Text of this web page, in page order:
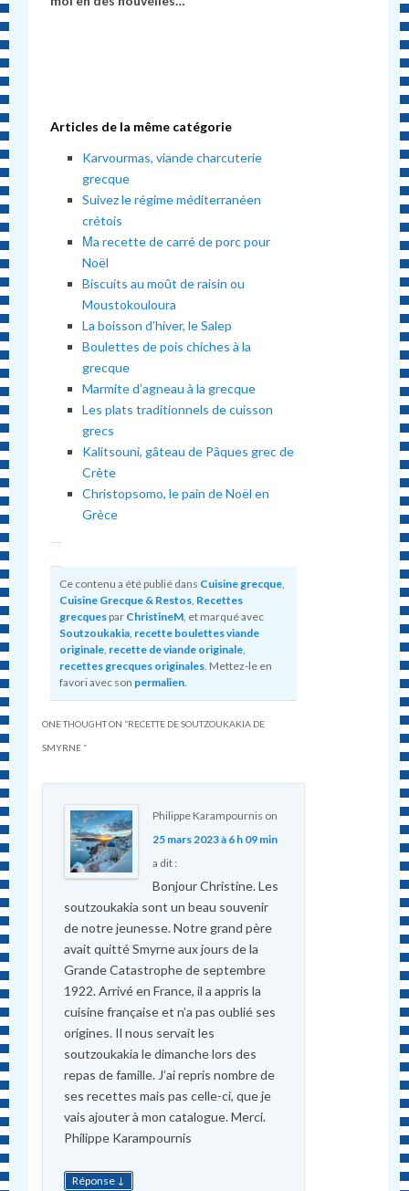
Articles de la même catégorie
Karvourmas, viande charcuterie
grecque
Suivez le régime méditerranéen
crétois
Μa recette de carré de porc pour
Noël
Biscuits au moût de raisin ou
Moustokouloura
La boisson d’hiver, le Salep
Boulettes de pois chiches à la
grecque
Marmite d’agneau à la grecque
Les plats traditionnels de cuisson
grecs
Kalitsouni, gâteau de Pâques grec de
Crète
Christopsomo, le pain de Noël en
Grèce
Ce contenu a été publié dans Cuisine grecque
Cuisine Grecque & Restos Recettes
grecques par ChristineM , et marqué avec
Soutzoukakia recette boulettes viande
originale recette de viande originale
recettes grecques originales . Mettez-le en
favori avec son permalien
ONE THOUGHT ON “RECETTE DE SOUTZOUKAKIA DE
SMYRNE ”
Philippe Karampournis on
25 mars 2023 à 6 h 09 min
a dit :
Bonjour Christine. Les
soutzoukakia sont un beau souvenir
de notre jeunesse. Notre grand père
avait quitté Smyrne aux jours de la
Grande Catastrophe de septembre
1922. Arrivé en France, il a appris la
cuisine française et n’a pas oublié ses
origines. Il nous servait les
soutzoukakia le dimanche lors des
repas de famille. J’ai repris nombre de
ses recettes mais pas celle-ci, que je
vais ajouter à mon catalogue. Merci.
Philippe Karampournis
Réponse ↓